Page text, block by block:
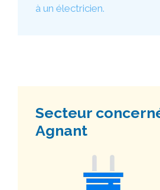
à un électricien.
Secteur
Agnant